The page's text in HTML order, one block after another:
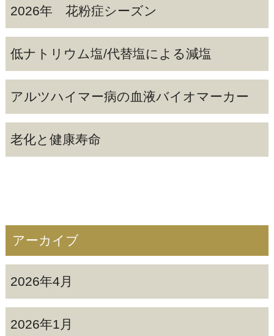
2026年 花粉症シーズン
低ナトリウム塩/代替塩による減塩
アルツハイマー病の血液バイオマーカー
老化と健康寿命
アーカイブ
2026年4月
2026年1月